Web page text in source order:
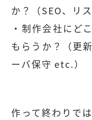
か？（SEO、リ
・制作会社にど
もらうか？（更
ーバ保守 etc.）
作って終わりで